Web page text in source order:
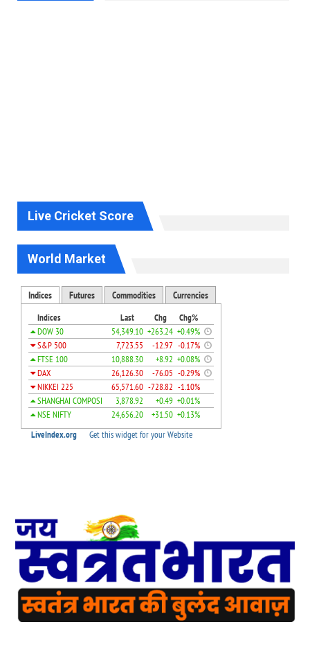
Live Cricket Score
World Market